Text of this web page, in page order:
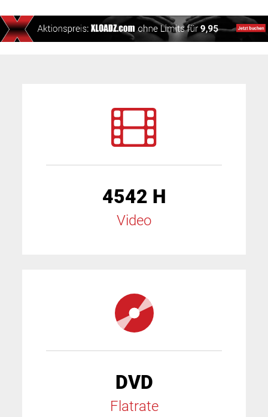
4542 H
Video
DVD
Flatrate